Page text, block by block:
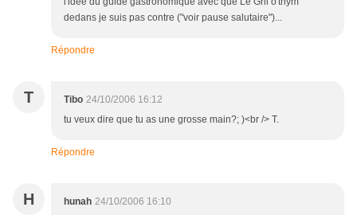
dedans je suis pas contre ("voir pause salutaire")...
Répondre
T Tibo 24/10/2006 16:12
tu veux dire que tu as une grosse main?; )<br /> T.
Répondre
H hunah 24/10/2006 16:10